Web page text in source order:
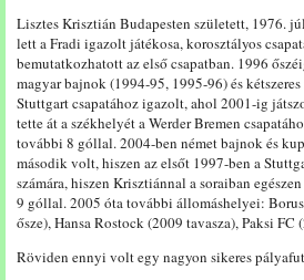
Lisztes Krisztián Budapesten született, 1976.
lett a Fradi igazolt játékosa, korosztályos
bemutatkozhatott az első csapatban. 1996
magyar bajnok (1994-95, 1995-96) és
Stuttgart csapatához igazolt, ahol 2001-ig
tette át a székhelyét a Werder Bremen
további 8 góllal. 2004-ben német bajnok és
második volt, hiszen az elsőt 1997-ben a
számára, hiszen Krisztiánnal a soraiban
9 góllal. 2005 óta további állomáshelyei:
ősze), Hansa Rostock (2009 tavasza), Paksi
Röviden ennyi volt egy nagyon sikeres